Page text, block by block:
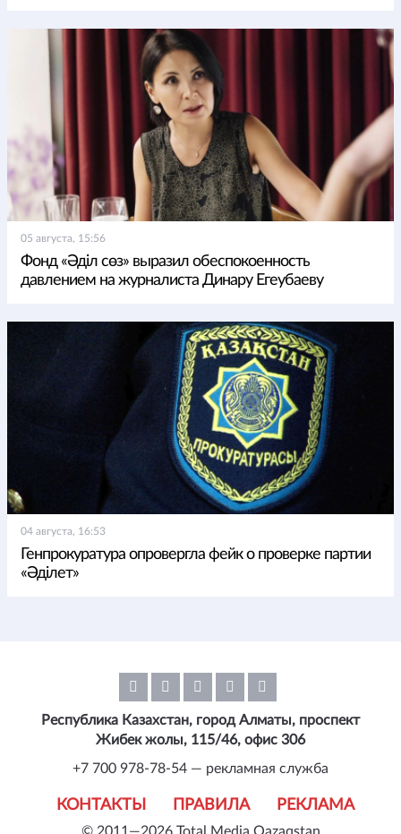
05 августа, 15:56
Фонд «Әділ сөз» выразил обеспокоенность
давлением на журналиста Динару Егеубаеву
04 августа, 16:53
Генпрокуратура опровергла фейк о проверке партии
«Әділет»
КОНТАКТЫ ПРАВИЛА РЕКЛАМА
Республика Казахстан, город Алматы, проспект
Жибек жолы, 115/46, офис 306
+7 700 978-78-54 — рекламная служба